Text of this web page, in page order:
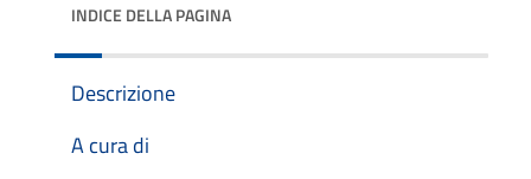
INDICE DELLA PAGINA
Descrizione
A cura di